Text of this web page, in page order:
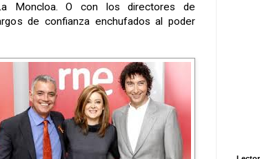
Moncloa. O con los directores de
de confianza enchufados al poder